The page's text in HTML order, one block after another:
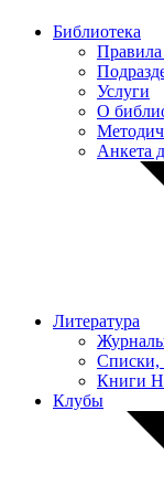
Библиотека
Правила
Услуги
О
Анкета
Литература
Списки,
Книги
Клубы